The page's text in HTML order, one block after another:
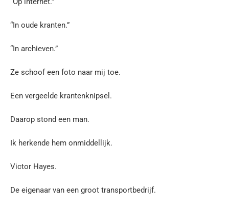
“In oude kranten.”
“In archieven.”
Ze schoof een foto naar mij toe.
Een vergeelde krantenknipsel.
Daarop stond een man.
Ik herkende hem onmiddellijk.
Victor Hayes.
De eigenaar van een groot transportbedrijf.